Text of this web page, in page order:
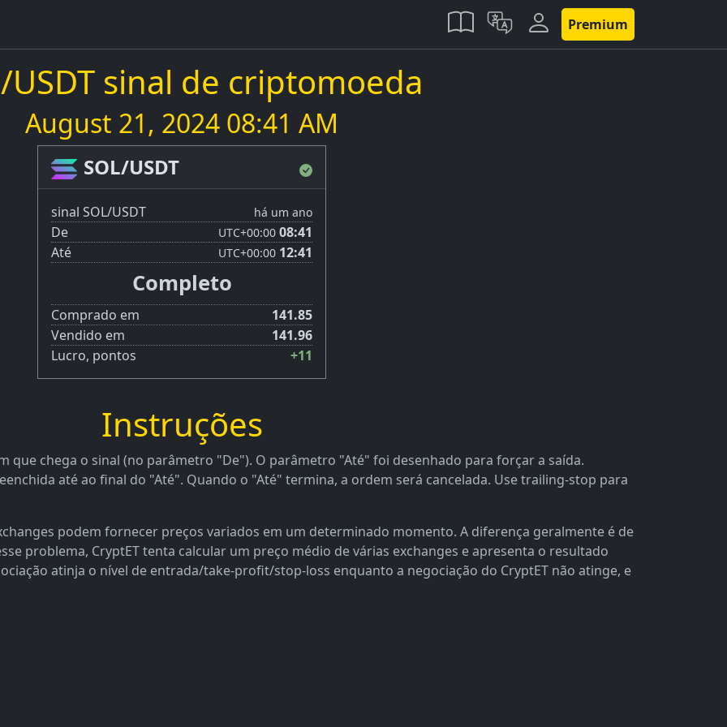
Premium
USDT sinal de criptomoeda
August 21, 2024 08:41 AM
SOL/USDT
sinal SOL/USDT há um ano
De UTC+00:00 08:41
Até
UTC+00:00 12:41
Completo
Comprado em
141.85
Vendido em
141.96
Lucro, pontos
+11
Instruções
que chega o sinal (no parâmetro "De"). O parâmetro "Até" foi desenhado para forçar a saída.
até ao final do "Até". Quando o "Até" termina, a ordem será cancelada. Use trailing-stop para
podem fornecer preços variados em um determinado momento. A diferença geralmente é de
problema, CryptET tenta calcular um preço médio de várias exchanges e apresenta o resultado
atinja o nível de entrada/take-profit/stop-loss enquanto a negociação do CryptET não atinge, e